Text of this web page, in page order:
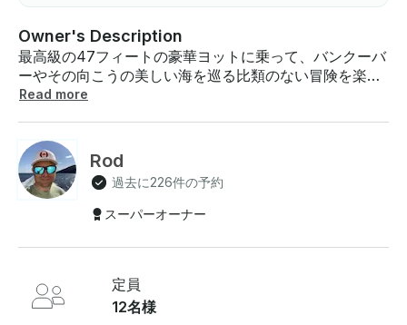
Owner's Description
最高級の47フィートの豪華ヨットに乗って、バンクーバ
ーやその向こうの美しい海を巡る比類のない冒険を楽し
みましょう。特別な日を祝う場合でも、単に友人や家族
で、あらゆるイベントに最適な環境を提供します。息を
のむような景色、日光浴、水泳、水上でのリラックスを
お楽しみください。快適さと安全を第一に考えたプロの
乗組員と一緒に、海岸沿いのさまざまな目的地を探索す
ィートの豪華ヨットは、細心の注意を払ってメンテナン
ッキにユニークなスプリットレベルがあり、最大12名様
まで快適に収容できる十分なスペースがあります。ヨッ
Read more
Rod
過去に226件の予約
スーパーオーナー
定員
12名様